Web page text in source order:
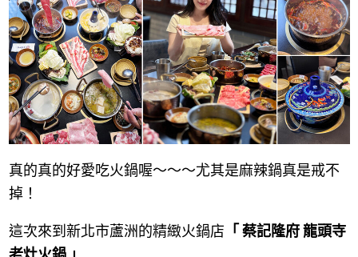
真的真的好愛吃火鍋喔～～～尤其是麻辣鍋真是戒不
掉！
這次來到新北市蘆洲的精緻火鍋店 「 蔡記隆府 龍頭寺